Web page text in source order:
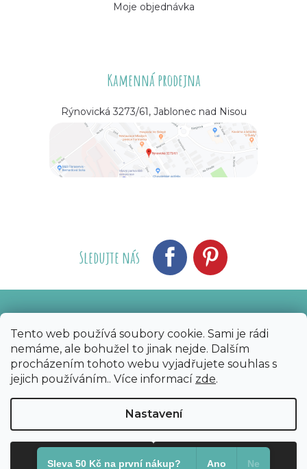
Tento web používá soubory cookie. Sami je rádi
nemáme, ale bohužel to jinak nejde. Dalším
procházením tohoto webu vyjadřujete souhlas s
jejich používáním.. Více informací zde.
Nastavení
Odmítnout Souhlasím
Moje objednávka
Kamenná prodejna
Rýnovická 3273/61, Jablonec nad Nisou
Sledujte nás
Copyright 2026 Bijoux Components - Svět
korálků. Všechna práva vyhrazena.
Sleva 50 Kč na první nákup?​ Ano Ne